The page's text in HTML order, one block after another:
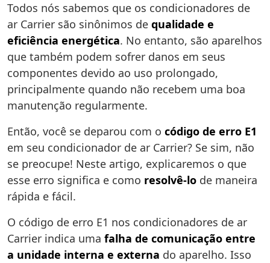
Todos nós sabemos que os condicionadores de
ar Carrier são sinônimos de qualidade e
eficiência energética. No entanto, são aparelhos
que também podem sofrer danos em seus
componentes devido ao uso prolongado,
principalmente quando não recebem uma boa
manutenção regularmente.
Então, você se deparou com o código de erro E1
em seu condicionador de ar Carrier? Se sim, não
se preocupe! Neste artigo, explicaremos o que
esse erro significa e como resolvê-lo de maneira
rápida e fácil.
O código de erro E1 nos condicionadores de ar
Carrier indica uma falha de comunicação entre
a unidade interna e externa do aparelho. Isso